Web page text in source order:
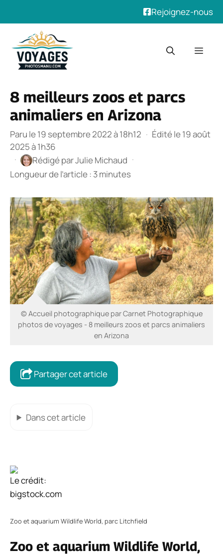
Rejoignez-nous
contenu
8 meilleurs zoos et parcs
animaliers en Arizona
Paru le 19 septembre 2022 à 18h12 · Édité le 19 août
2025 à 1h36
·
Rédigé parJulie Michaud ·
Longueur de l’article : 3 minutes
© Accueil photographique par Carnet Photographique
photos de voyages - 8 meilleurs zoos et parcs animaliers
en Arizona
Partager cet article
Dans cet article
Le crédit:
bigstock.com
Zoo et aquarium Wildlife World, parc Litchfield
Zoo et aquarium Wildlife World,